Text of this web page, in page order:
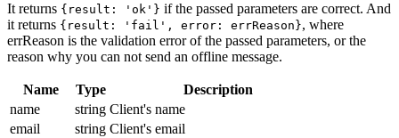
It returns {result: 'ok'} if the passed parameters are correct. And
it returns {result: 'fail', error: errReason}, where
errReason is the validation error of the passed parameters, or the
reason why you can not send an offline message.
Name Type
Description
name
string Client's name
email
string Client's email